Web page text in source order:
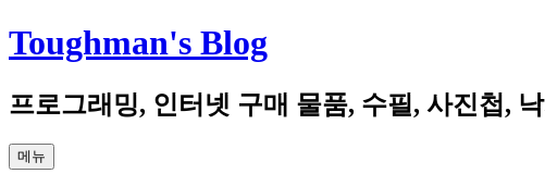
컨
텐
로
너
뛰
Toughman's Blog
프로그래밍, 인터넷 구매 물품, 수필, 사진첩,
메뉴